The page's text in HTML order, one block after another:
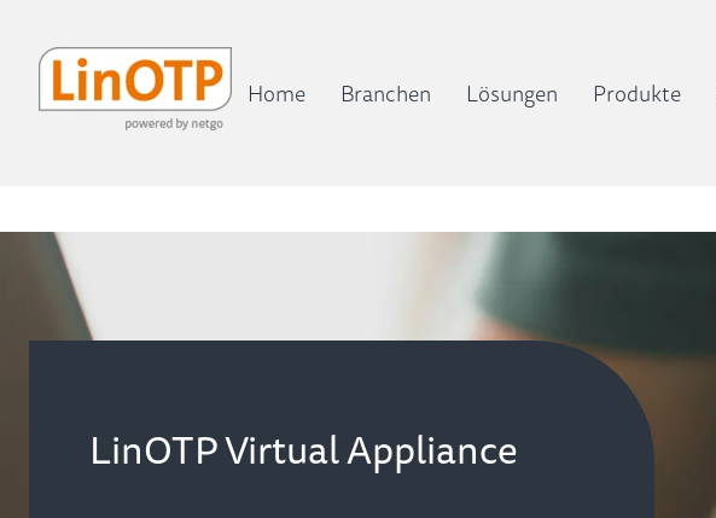
Home Branchen Lösungen Produkte
LinOTP Virtual Appliance